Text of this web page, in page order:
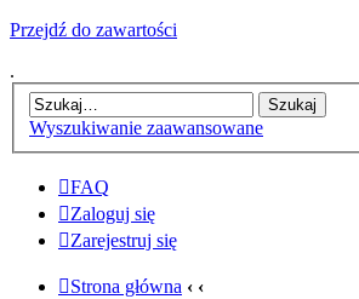
Przejdź do zawartości
.
Wyszukiwanie zaawansowane
FAQ
Zaloguj się
Zarejestruj się
Strona główna ‹ ‹